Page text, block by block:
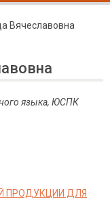
Вячеславовна
языка, ЮСПК
ПРОДУКЦИИ ДЛЯ